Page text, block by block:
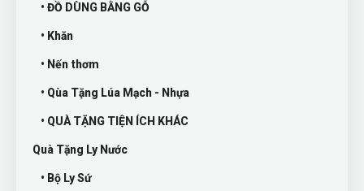
• ĐỒ DÙNG BẰNG GỖ
• Khăn
• Nến thơm
• Qùa Tặng Lúa Mạch - Nhựa
• QUÀ TẶNG TIỆN ÍCH KHÁC
Quà Tặng Ly Nước
• Bộ Ly Sứ